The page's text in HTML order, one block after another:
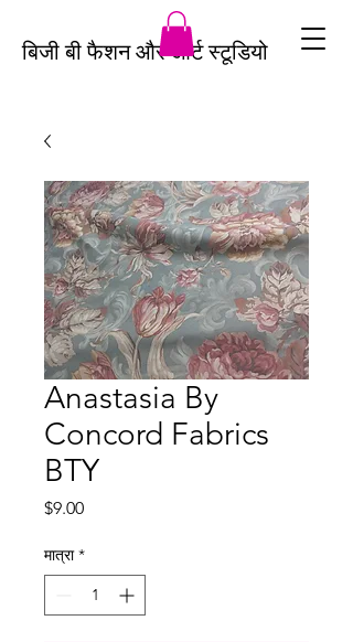
बिजी बी फैशन और आर्ट स्टूडियो
Anastasia By
Concord Fabrics
BTY
$9.00मूल्य
मात्रा *